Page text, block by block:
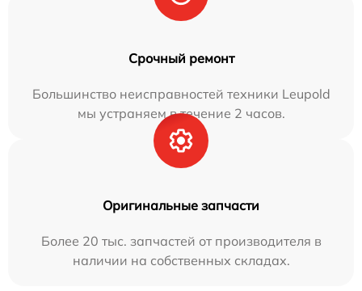
Срочный ремонт
Большинство неисправностей техники Leupold
мы устраняем в течение 2 часов.
Оригинальные запчасти
Более 20 тыс. запчастей от производителя в
наличии на собственных складах.